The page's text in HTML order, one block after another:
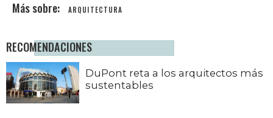
ARQUITECTURA
RECOMENDACIONES
DuPont reta a los arquitectos más
sustentables